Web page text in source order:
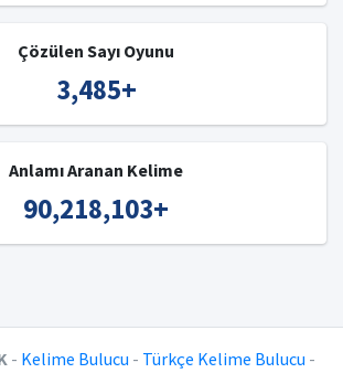
Çözülen Sayı Oyunu
3,485+
Anlamı Aranan Kelime
90,218,103+
- Kelime Bulucu - Türkçe Kelime Bulucu -